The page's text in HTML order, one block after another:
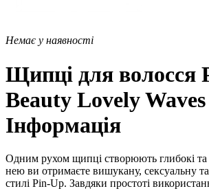
Немає у наявності
Щипці для волосся
Beauty Lovely
Інформація
Одним рухом щипці створюють глибокі та
нею ви отримаєте вишукану, сексуальну
стилі Pin-Up. Завдяки простоті